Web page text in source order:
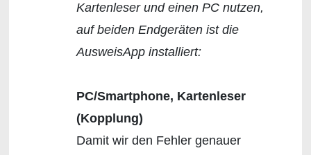
Kartenleser und einen PC nutzen,
auf beiden Endgeräten ist die
AusweisApp installiert:
PC/Smartphone, Kartenleser
(Kopplung)
Damit wir den Fehler genauer